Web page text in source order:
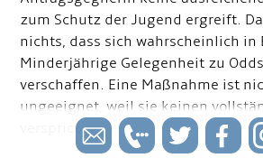
zum Schutz der Jugend ergreift.
nichts, dass sich wahrscheinlich in
Minderjährige Gelegenheit zu
verschaffen. Eine Maßnahme ist
ungeeignet, weil sie keinen
verspricht.